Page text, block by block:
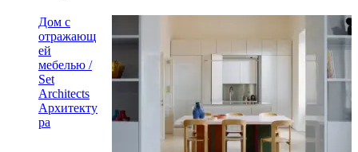
Дом с
отражающ
ей
мебелью /
Set
Architects
Архитекту
ра